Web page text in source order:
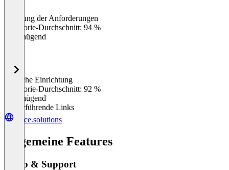
Erfüllung der Anforderungen
Kategorie-Durchschnitt: 94 %
Ungenügend
Einfache Einrichtung
Kategorie-Durchschnitt: 92 %
Ungenügend
Weiterführende Links
vaice.solutions
Allgemeine Features
Setup & Support